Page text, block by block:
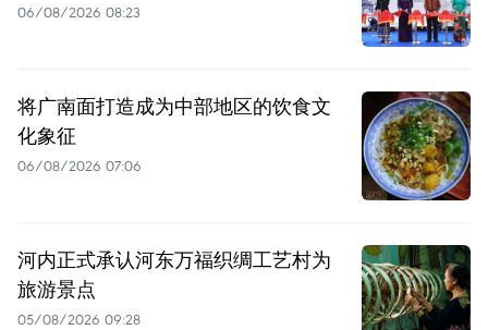
06/08/2026 08:23
将广南面打造成为中部地区的饮食文
化象征
06/08/2026 07:06
河内正式承认河东万福织绸工艺村为
旅游景点
05/08/2026 09:28